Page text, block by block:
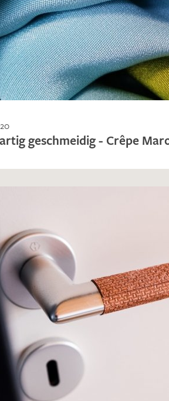
Zeitpunkt nicht
direkt an
Lösung – Danke!
geschmeidig - Crêpe